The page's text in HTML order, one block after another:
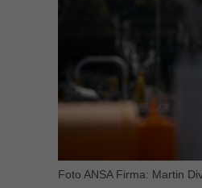
Foto ANSA Firma: Martin